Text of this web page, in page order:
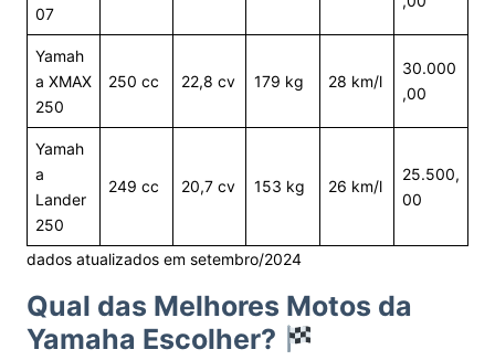
07
Yamah
a XMAX
250
250 cc 22,8 cv 179 kg 28 km/l
30.000
,00
Yamah
a
Lander
250
249 cc 20,7 cv 153 kg 26 km/l
25.500,
00
dados atualizados em setembro/2024
Qual das Melhores Motos da
Yamaha Escolher?